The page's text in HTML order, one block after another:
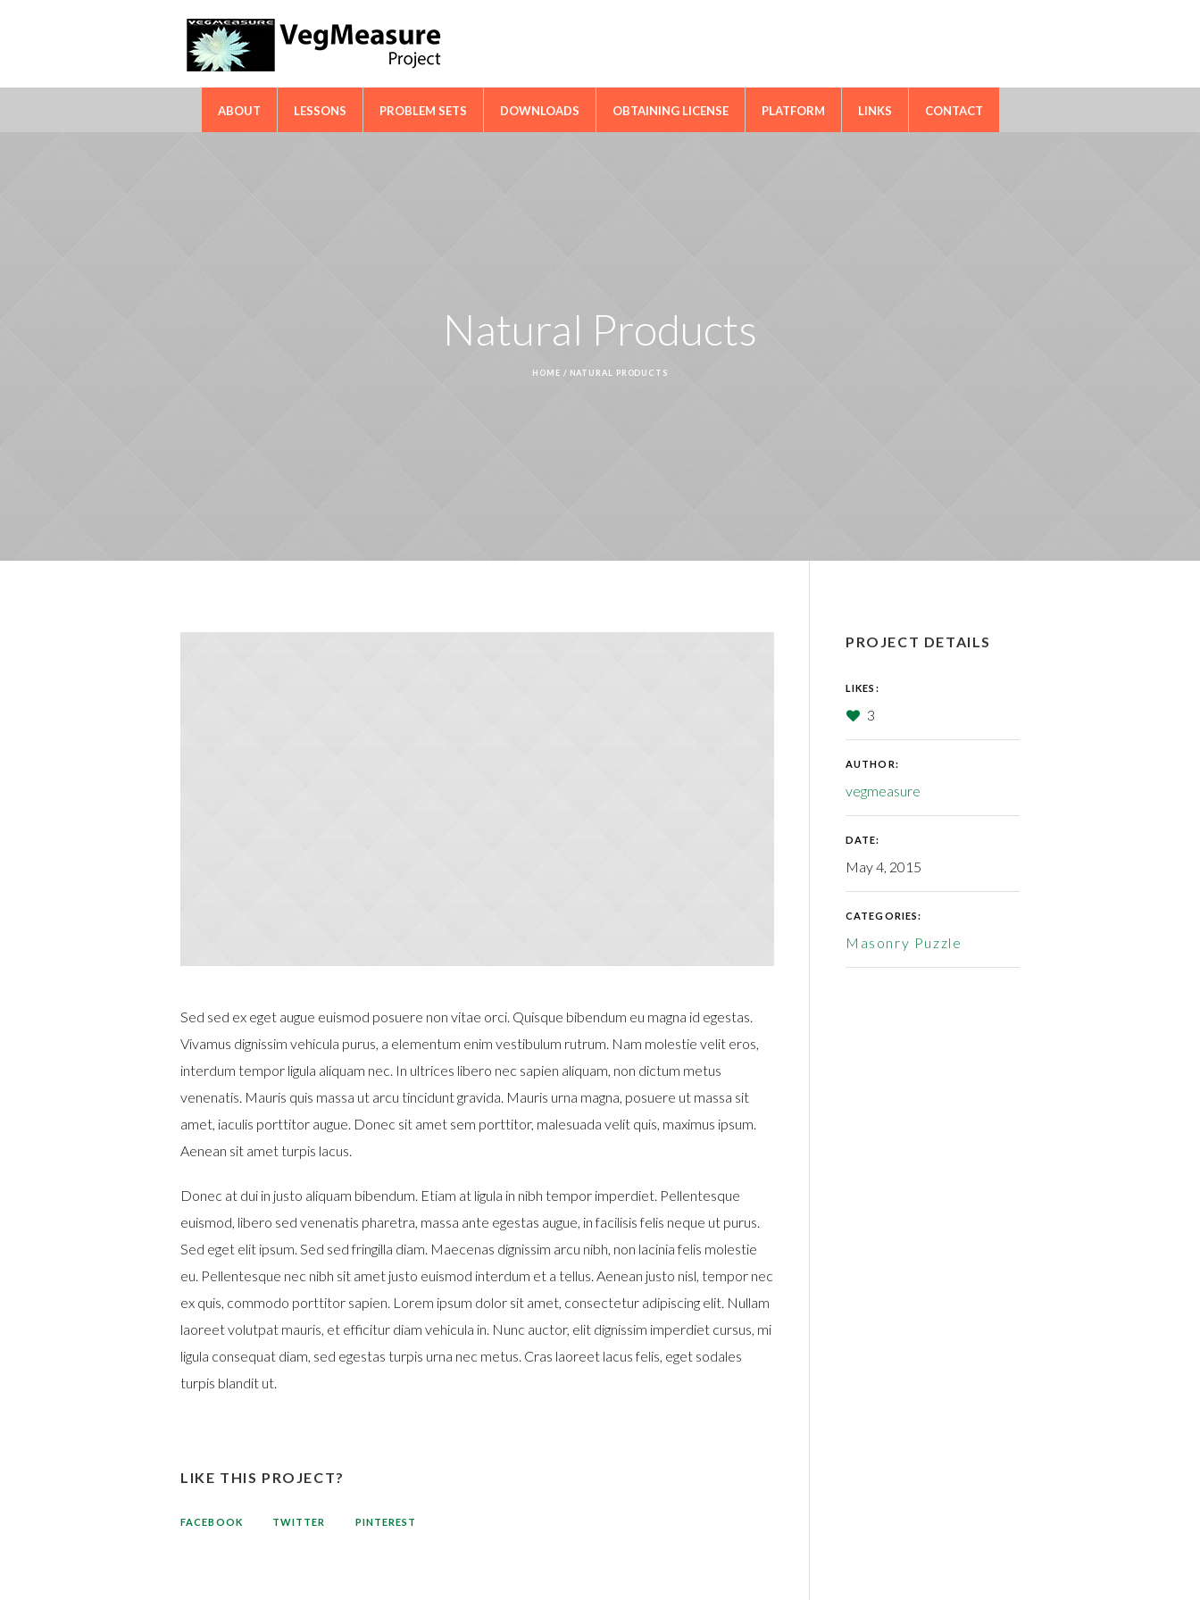
FAO-ICARDA International Technical Cooperation Network on Cactus
ABOUT LESSONS PROBLEM SETS DOWNLOADS OBTAINING LICENSE PLATFORM LINKS CONTACT
Natural Products
HOME / NATURAL PRODUCTS
Sed sed ex eget augue euismod posuere non vitae orci. Quisque bibendum eu magna id egestas.
Vivamus dignissim vehicula purus, a elementum enim vestibulum rutrum. Nam molestie velit eros,
interdum tempor ligula aliquam nec. In ultrices libero nec sapien aliquam, non dictum metus
venenatis. Mauris quis massa ut arcu tincidunt gravida. Mauris urna magna, posuere ut massa sit
amet, iaculis porttitor augue. Donec sit amet sem porttitor, malesuada velit quis, maximus ipsum.
Aenean sit amet turpis lacus.
Donec at dui in justo aliquam bibendum. Etiam at ligula in nibh tempor imperdiet. Pellentesque
euismod, libero sed venenatis pharetra, massa ante egestas augue, in facilisis felis neque ut purus.
Sed eget elit ipsum. Sed sed fringilla diam. Maecenas dignissim arcu nibh, non lacinia felis molestie
eu. Pellentesque nec nibh sit amet justo euismod interdum et a tellus. Aenean justo nisl, tempor nec
ex quis, commodo porttitor sapien. Lorem ipsum dolor sit amet, consectetur adipiscing elit. Nullam
laoreet volutpat mauris, et efficitur diam vehicula in. Nunc auctor, elit dignissim imperdiet cursus, mi
ligula consequat diam, sed egestas turpis urna nec metus. Cras laoreet lacus felis, eget sodales
turpis blandit ut.
LIKE THIS PROJECT?
FACEBOOK TWITTER PINTEREST
PROJECT DETAILS
LIKES:
3
AUTHOR:
vegmeasure
DATE:
May 4, 2015
CATEGORIES:
Masonry Puzzle